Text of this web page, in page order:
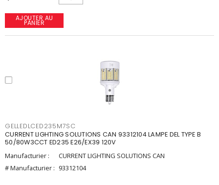
AJOUTER AU
PANIER
GELLEDLCED235M7SC
CURRENT LIGHTING SOLUTIONS CAN 93312104 LAMPE DEL TYPE B
50/80W3CCT ED235 E26/EX39 120V
Manufacturier :
CURRENT LIGHTING SOLUTIONS CAN
# Manufacturier : 93312104